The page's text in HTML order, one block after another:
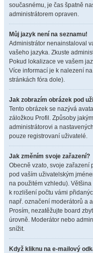
současnému, je čas špatně
administrátorem opraven.
Můj jazyk není na seznamu!
Administrátor nenainstaloval
vašeho jazyka. Zkuste
Pokud lokalizace ve vašem
Více informací je k nalezení
stránkách fóra dole).
Jak zobrazím obrázek pod
Tento obrázek se nazývá
záložkou Profil. Způsoby
administrátorovi a
pouze registrovaní uživatelé.
Jak změním svoje zařazení?
Obecně vzato, svoje zařazení
pod vaším uživatelským
na použitém vzhledu).
k rozlišení počtu vámi
např. označení moderátorů a
Prosím, nezatěžujte board
úrovně. Moderátor nebo
snížit.
Když kliknu na e-mailový